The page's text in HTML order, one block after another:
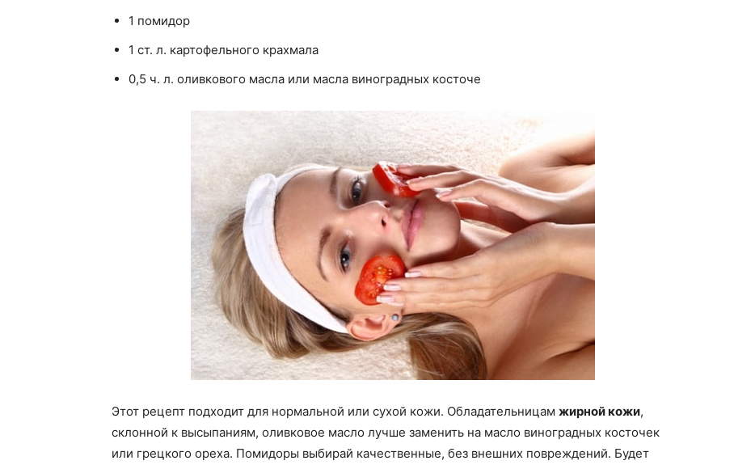
1 помидор
1 ст. л. картофельного крахмала
0,5 ч. л. оливкового масла или масла виноградных косточе
Этот рецепт подходит для нормальной или сухой кожи. Обладательницам жирной кожи,
склонной к высыпаниям, оливковое масло лучше заменить на масло виноградных косточек
или грецкого ореха. Помидоры выбирай качественные, без внешних повреждений. Будет